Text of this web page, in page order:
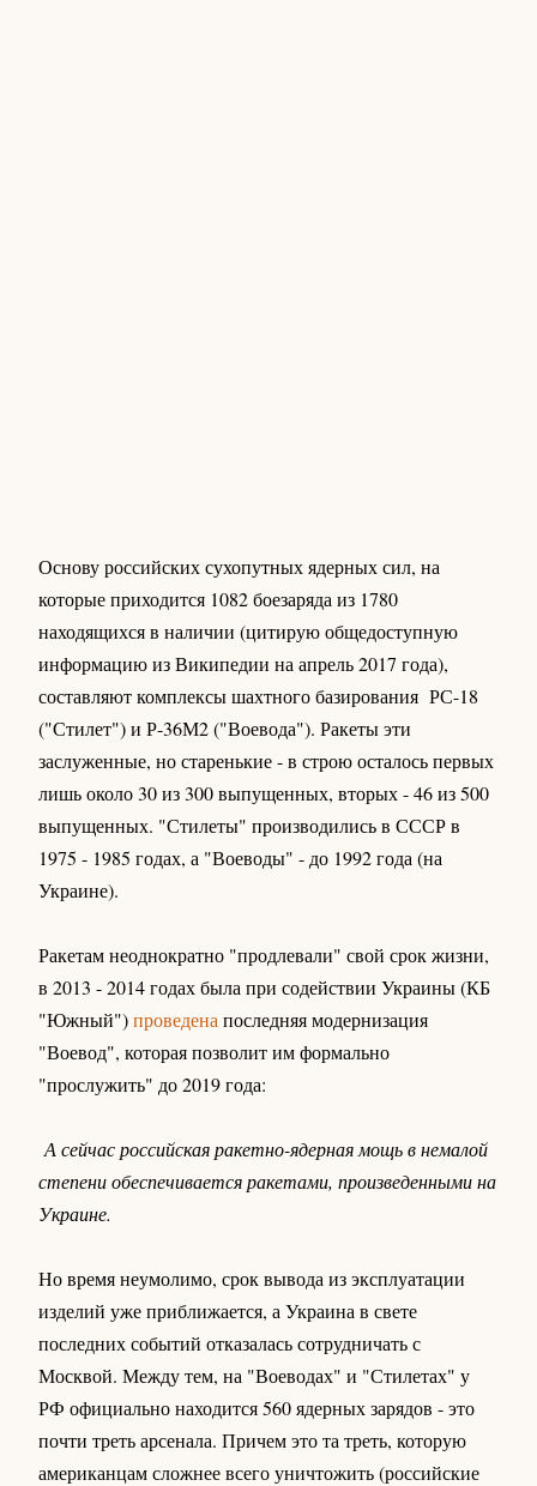
Основу российских сухопутных ядерных сил, на
которые приходится 1082 боезаряда из 1780
находящихся в наличии (цитирую общедоступную
информацию из Википедии на апрель 2017 года),
составляют комплексы шахтного базирования РС-18
("Стилет") и Р-36М2 ("Воевода"). Ракеты эти
заслуженные, но старенькие - в строю осталось первых
лишь около 30 из 300 выпущенных, вторых - 46 из 500
выпущенных. "Стилеты" производились в СССР в
1975 - 1985 годах, а "Воеводы" - до 1992 года (на
Украине).
Ракетам неоднократно "продлевали" свой срок жизни,
в 2013 - 2014 годах была при содействии Украины (КБ
"Южный")проведена последняя модернизация
"Воевод", которая позволит им формально
"прослужить" до 2019 года:
А сейчас российская ракетно-ядерная мощь в немалой
степени обеспечивается ракетами, произведенными на
Украине.
Но время неумолимо, срок вывода из эксплуатации
изделий уже приближается, а Украина в свете
последних событий отказалась сотрудничать с
Москвой. Между тем, на "Воеводах" и "Стилетах" у
РФ официально находится 560 ядерных зарядов - это
почти треть арсенала. Причем это та треть, которую
американцам сложнее всего уничтожить (российские